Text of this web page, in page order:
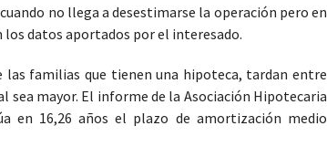
no llega a desestimarse la operación pero en
los datos aportados por el interesado.
las familias que tienen una hipoteca, tardan entre
sea mayor. El informe de la Asociación Hipotecaria
en 16,26 años el plazo de amortización medio